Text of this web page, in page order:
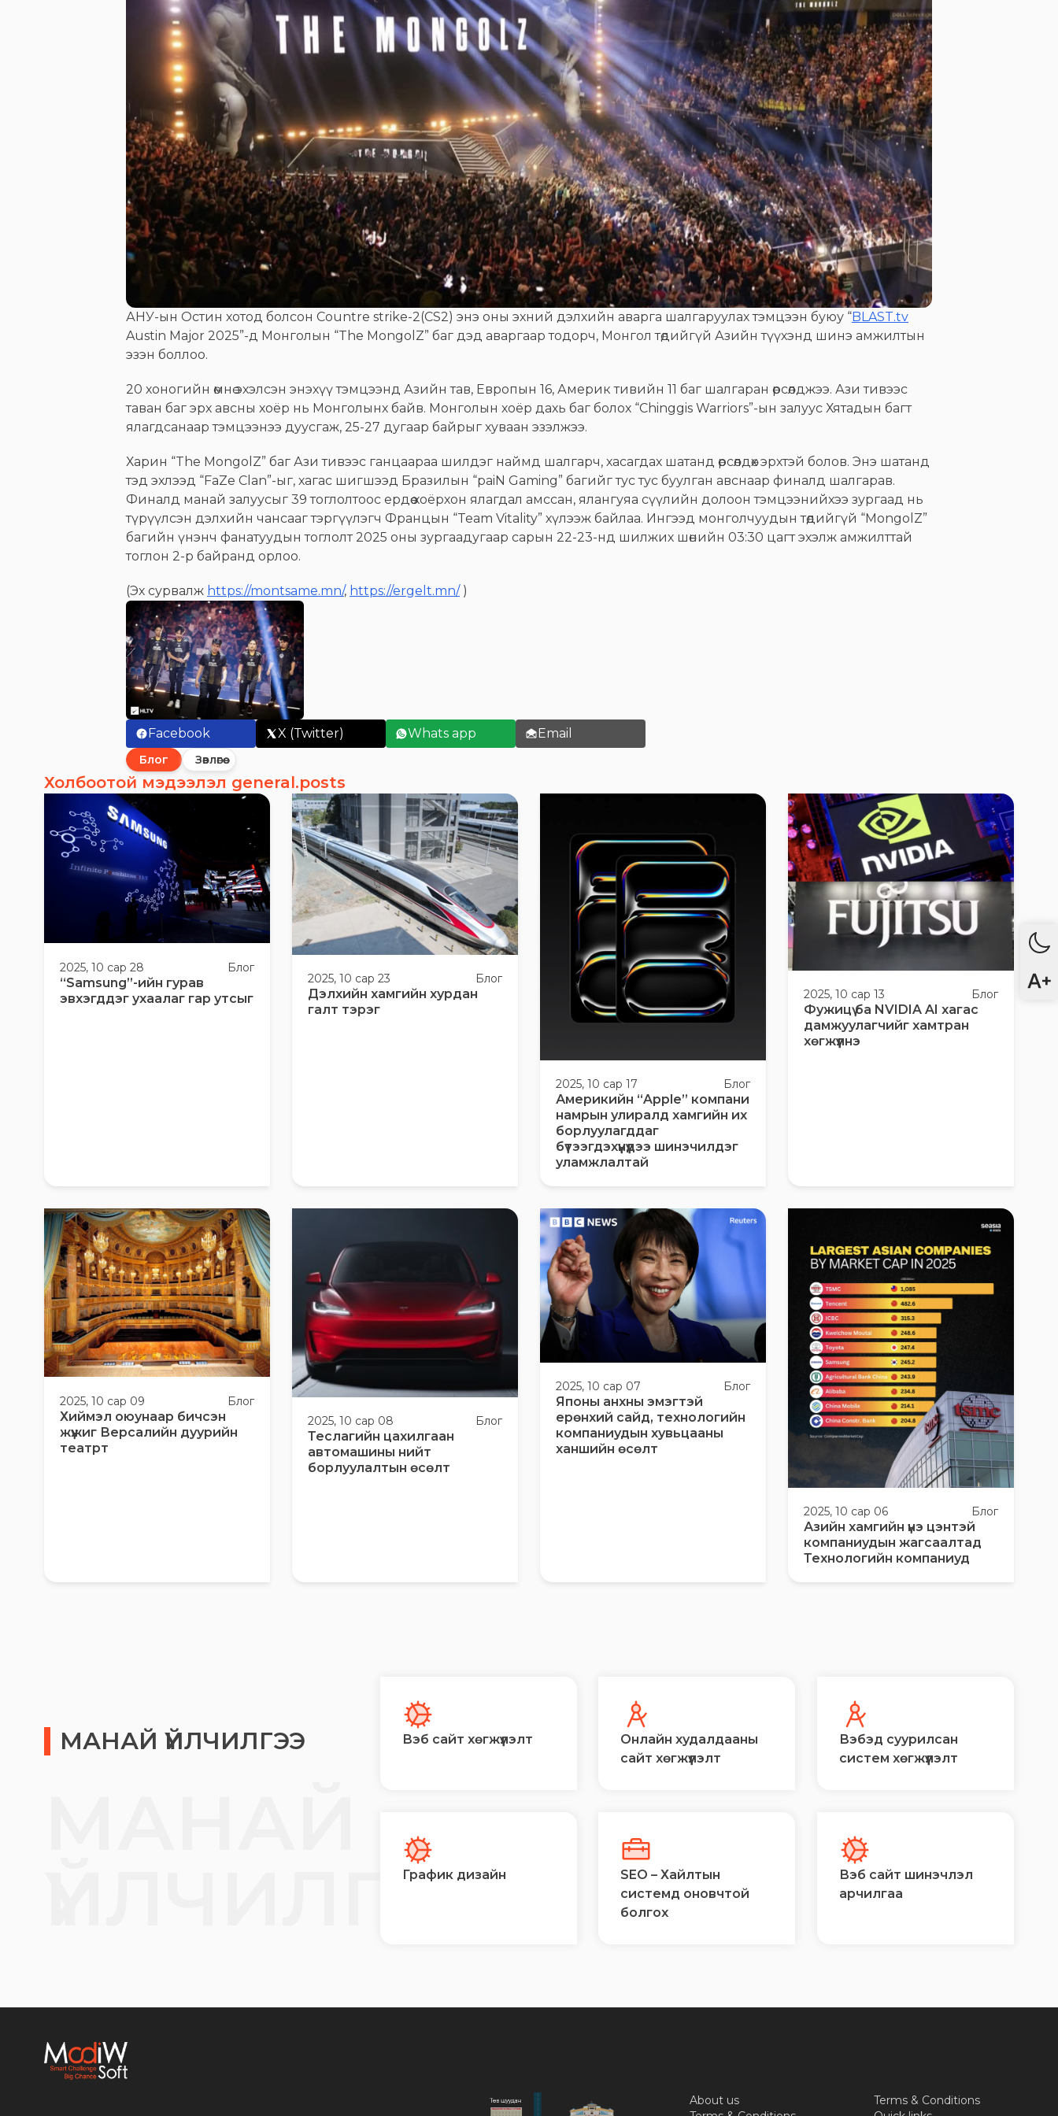
АНУ-ын Остин хотод болсон Countre strike-2(CS2) энэ оны эхний дэлхийн аварга шалгаруулах тэмцээн буюу “BLAST.tv
Austin Major 2025”-д Монголын “The MongolZ” баг дэд аваргаар тодорч, Монгол төдийгүй Азийн түүхэнд шинэ амжилтын
эзэн боллоо.
20 хоногийн өмнө эхэлсэн энэхүү тэмцээнд Азийн тав, Европын 16, Америк тивийн 11 баг шалгаран өрсөлджээ. Ази тивээс
таван баг эрх авсны хоёр нь Монголынх байв. Монголын хоёр дахь баг болох “Chinggis Warriors”-ын залуус Хятадын багт
ялагдсанаар тэмцээнээ дуусгаж, 25-27 дугаар байрыг хуваан эзэлжээ.
Харин “The MongolZ” баг Ази тивээс ганцаараа шилдэг наймд шалгарч, хасагдах шатанд өрсөлдөх эрхтэй болов. Энэ шатанд
тэд эхлээд “FaZe Clan”-ыг, хагас шигшээд Бразилын “paiN Gaming” багийг тус тус буулган авснаар финалд шалгарав.
Финалд манай залуусыг 39 тоглолтоос ердөө хоёрхон ялагдал амссан, ялангуяа сүүлийн долоон тэмцээнийхээ зургаад нь
түрүүлсэн дэлхийн чансааг тэргүүлэгч Францын “Team Vitality” хүлээж байлаа. Ингээд монголчуудын төдийгүй “MongolZ”
багийн үнэнч фанатуудын тоглолт 2025 оны зургаадугаар сарын 22-23-нд шилжих шөнийн 03:30 цагт эхэлж амжилттай
тоглон 2-р байранд орлоо.
(Эх сурвалж https://montsame.mn/, https://ergelt.mn/)
Facebook X (Twitter) Whats app Email
Блог Зөвлөгөө
Холбоотой мэдээлэл general.posts
2025, 10 сар 28 Блог
“Samsung”-ийн гурав
эвхэгддэг ухаалаг гар утсыг
2025, 10 сар 23 Блог
Дэлхийн хамгийн хурдан
галт тэрэг
2025, 10 сар 17 Блог
Америкийн “Apple” компани
намрын улиралд хамгийн их
борлуулагддаг
бүтээгдэхүүнүүдээ шинэчилдэг
уламжлалтай
2025, 10 сар 13 Блог
Фужицү ба NVIDIA AI хагас
дамжуулагчийг хамтран
хөгжүүлнэ
2025, 10 сар 09 Блог
Хиймэл оюунаар бичсэн
жүжиг Версалийн дуурийн
театрт
2025, 10 сар 08 Блог
Теслагийн цахилгаан
автомашины нийт
борлуулалтын өсөлт
2025, 10 сар 07 Блог
Японы анхны эмэгтэй
ерөнхий сайд, технологийн
компаниудын хувьцааны
ханшийн өсөлт
2025, 10 сар 06 Блог
Азийн хамгийн үнэ цэнтэй
компаниудын жагсаалтад
Технологийн компаниуд
МАНАЙ ҮЙЛЧИЛГЭЭ
ҮЙЛЧИЛГЭЭ
Вэб сайт хөгжүүлэлт
Онлайн худалдааны
сайт хөгжүүлэлт
Вэбэд суурилсан
систем хөгжүүлэлт
График дизайн
SEO – Хайлтын
системд оновчтой
болгох
Вэб сайт шинэчлэл
арчилгаа
About us
Terms & Conditions